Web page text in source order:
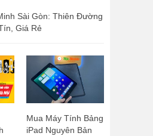
Sài Gòn: Thiên Đường
Giá Rẻ
Mua Máy Tính Bảng
iPad Nguyên Bản